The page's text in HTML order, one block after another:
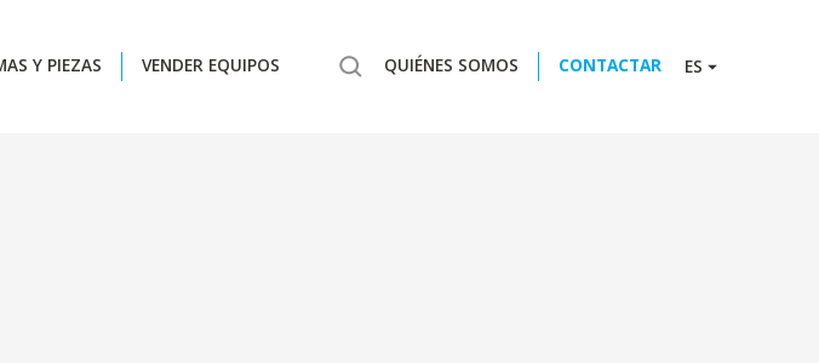
Y PIEZAS VENDER EQUIPOS QUIÉNES SOMOS CONTACTAR ES